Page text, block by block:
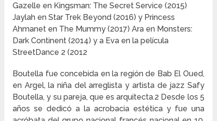
Gazelle en Kingsman: The Secret Service (2015)
Jaylah en Star Trek Beyond (2016) y Princess
Ahmanet en The Mummy (2017) Ara en Monsters:
Dark Continent (2014) y a Eva en la película
StreetDance 2 (2012
Boutella fue concebida en la región de Bab El Oued,
en Argel, la niña del arreglista y artista de jazz Safy
Boutella, y su pareja, que es arquitecta.2 Desde los 5
años se dedicó a la acrobacia estética y fue una